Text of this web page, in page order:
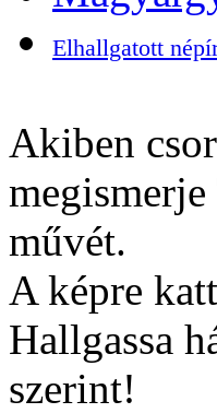
Elhallgatott
Akiben
megismerje
művét.
A képre
Hallgassa
szerint!